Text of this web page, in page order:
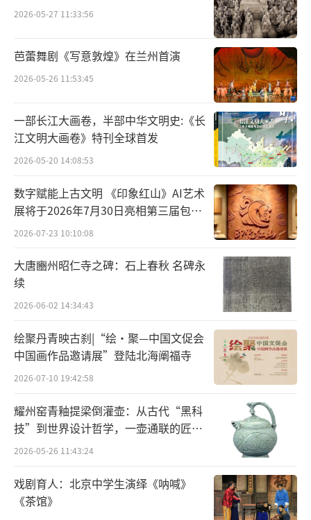
致敬大师探匠心：严凤英纪念馆里的艺术
8日上午，实践团瞻仰了严凤英纪念馆。
严凤英艺术生平展，再现了“黄梅戏皇后”对
艺术的极致追求。午后，倒扒狮历史文化街区
的市井戏韵更让调研鲜活起来——百年茶社里老
者即兴演唱的《夫妻观灯》，青石板路上飘荡
的经典唱段，无不展现黄梅戏与城市生活的血
脉交融。
青年担当话传承：让古老艺术焕发新生
机。
“三天的调研让我们读懂，黄梅戏不仅是
舞台艺术，更是皖江人的生活哲学。”队长杨
墨颜同学感慨。作为新时代大学生，传承非遗
不仅要守护传统技艺的“形”，更要传承其中
蕴含的文化精神的“魂”，在创新中让古老艺
2026-05-27 11:33:56
芭蕾舞剧《写意敦煌》在兰州首演
2026-05-26 11:53:45
一部长江大画卷，半部中华文明史:《长
江文明大画卷》特刊全球首发
2026-05-20 14:08:53
数字赋能上古文明 《印象红山》AI艺术
展将于2026年7月30日亮相第三届包头
艺博会
2026-07-23 10:10:08
大唐豳州昭仁寺之碑：石上春秋 名碑永
续
2026-06-02 14:34:43
绘聚丹青映古刹|“绘·聚—中国文促会
中国画作品邀请展”登陆北海阐福寺
2026-07-10 19:42:58
耀州窑青釉提梁倒灌壶：从古代“黑科
技”到世界设计哲学，一壶通联的匠心
宇宙
2026-05-26 11:43:24
戏剧育人：北京中学生演绎《呐喊》
《茶馆》